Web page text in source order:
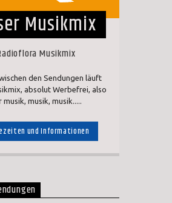
Musikmix
Musikmix
den Sendungen läuft
absolut Werbefrei, also
musik, musik, musik.....
und Informationen